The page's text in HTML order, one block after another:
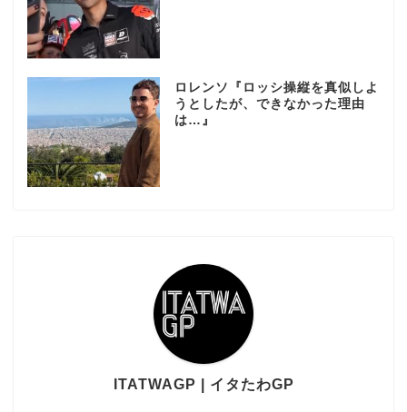
ロレンソ『ロッシ操縦を真似しよ
うとしたが、できなかった理由
は…』
ITATWAGP | イタたわGP